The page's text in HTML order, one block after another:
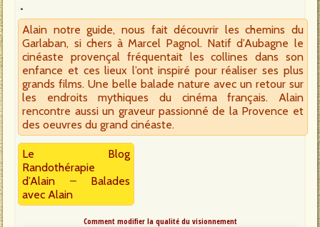
Alain notre guide, nous fait découvrir les chemins du
Garlaban, si chers à Marcel Pagnol. Natif d’Aubagne le
cinéaste provençal fréquentait les collines dans son
enfance et ces lieux l’ont inspiré pour réaliser ses plus
grands films. Une belle balade nature avec un retour sur
les endroits mythiques du cinéma français. Alain
rencontre aussi un graveur passionné de la Provence et
des oeuvres du grand cinéaste.
Le Blog
Randothérapie
d’Alain – Balades
avec Alain
Comment modifier la qualité du visionnement